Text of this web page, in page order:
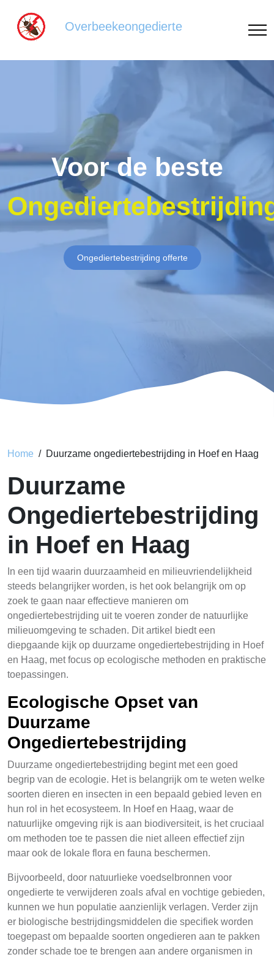
Overbeekeongedierte
Voor de beste
Ongediertebestrijding offerte
Home Duurzame ongediertebestrijding in Hoef en Haag
Duurzame
Ongediertebestrijding
in Hoef en Haag
In een tijd waarin duurzaamheid en milieuvriendelijkheid
steeds belangrijker worden, is het ook belangrijk om op
zoek te gaan naar effectieve manieren om
ongediertebestrijding uit te voeren zonder de natuurlijke
milieuomgeving te schaden. Dit artikel biedt een
diepgaande kijk op duurzame ongediertebestrijding in Hoef
en Haag, met focus op ecologische methoden en praktische
toepassingen.
Ecologische Opset van
Duurzame
Ongediertebestrijding
Duurzame ongediertebestrijding begint met een goed
begrip van de ecologie. Het is belangrijk om te weten welke
soorten dieren en insecten in een bepaald gebied leven en
hun rol in het ecosysteem. In Hoef en Haag, waar de
natuurlijke omgeving rijk is aan biodiversiteit, is het cruciaal
om methoden toe te passen die niet alleen effectief zijn
maar ook de lokale flora en fauna beschermen.
Bijvoorbeeld, door natuurlieke voedselbronnen voor
ongedierte te verwijderen zoals afval en vochtige gebieden,
kunnen we hun populatie aanzienlijk verlagen. Verder zijn
er biologische bestrijdingsmiddelen die specifiek worden
toegepast om bepaalde soorten ongedieren aan te pakken
zonder schade toe te brengen aan andere organismen in